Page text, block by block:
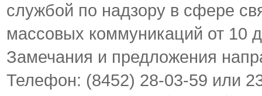
службой по надзору в сфере
массовых коммуникаций от 10
Замечания и предложения
Телефон: (8452) 28-03-59 или